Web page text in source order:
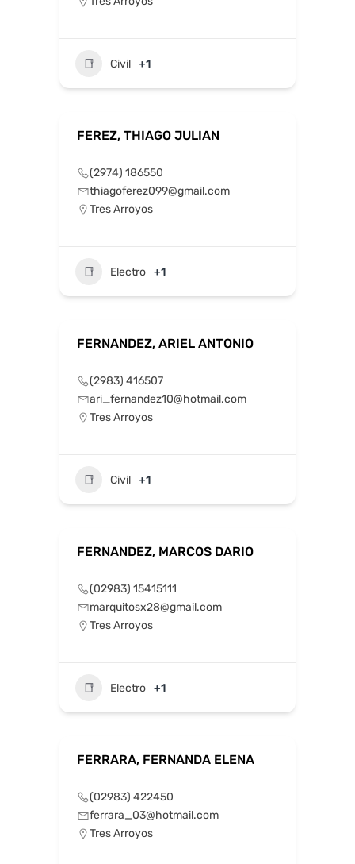
Civil +1
FEREZ, THIAGO JULIAN
(2974) 186550
thiagoferez099@gmail.com
Tres Arroyos
Electro +1
FERNANDEZ, ARIEL ANTONIO
(2983) 416507
ari_fernandez10@hotmail.com
Tres Arroyos
Civil +1
FERNANDEZ, MARCOS DARIO
(02983) 15415111
marquitosx28@gmail.com
Tres Arroyos
Electro +1
FERRARA, FERNANDA ELENA
(02983) 422450
ferrara_03@hotmail.com
Tres Arroyos